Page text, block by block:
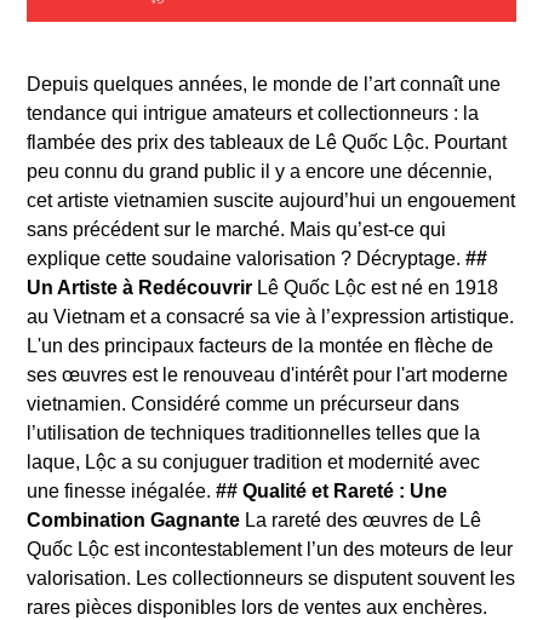
Depuis quelques années, le monde de l’art connaît une
tendance qui intrigue amateurs et collectionneurs : la
flambée des prix des tableaux de Lê Quốc Lộc. Pourtant
peu connu du grand public il y a encore une décennie,
cet artiste vietnamien suscite aujourd’hui un engouement
sans précédent sur le marché. Mais qu’est-ce qui
explique cette soudaine valorisation ? Décryptage.##
Un Artiste à Redécouvrir Lê Quốc Lộc est né en 1918
au Vietnam et a consacré sa vie à l’expression artistique.
L'un des principaux facteurs de la montée en flèche de
ses œuvres est le renouveau d'intérêt pour l'art moderne
vietnamien. Considéré comme un précurseur dans
l’utilisation de techniques traditionnelles telles que la
laque, Lộc a su conjuguer tradition et modernité avec
une finesse inégalée.## Qualité et Rareté : Une
Combination Gagnante La rareté des œuvres de Lê
Quốc Lộc est incontestablement l’un des moteurs de leur
valorisation. Les collectionneurs se disputent souvent les
rares pièces disponibles lors de ventes aux enchères.